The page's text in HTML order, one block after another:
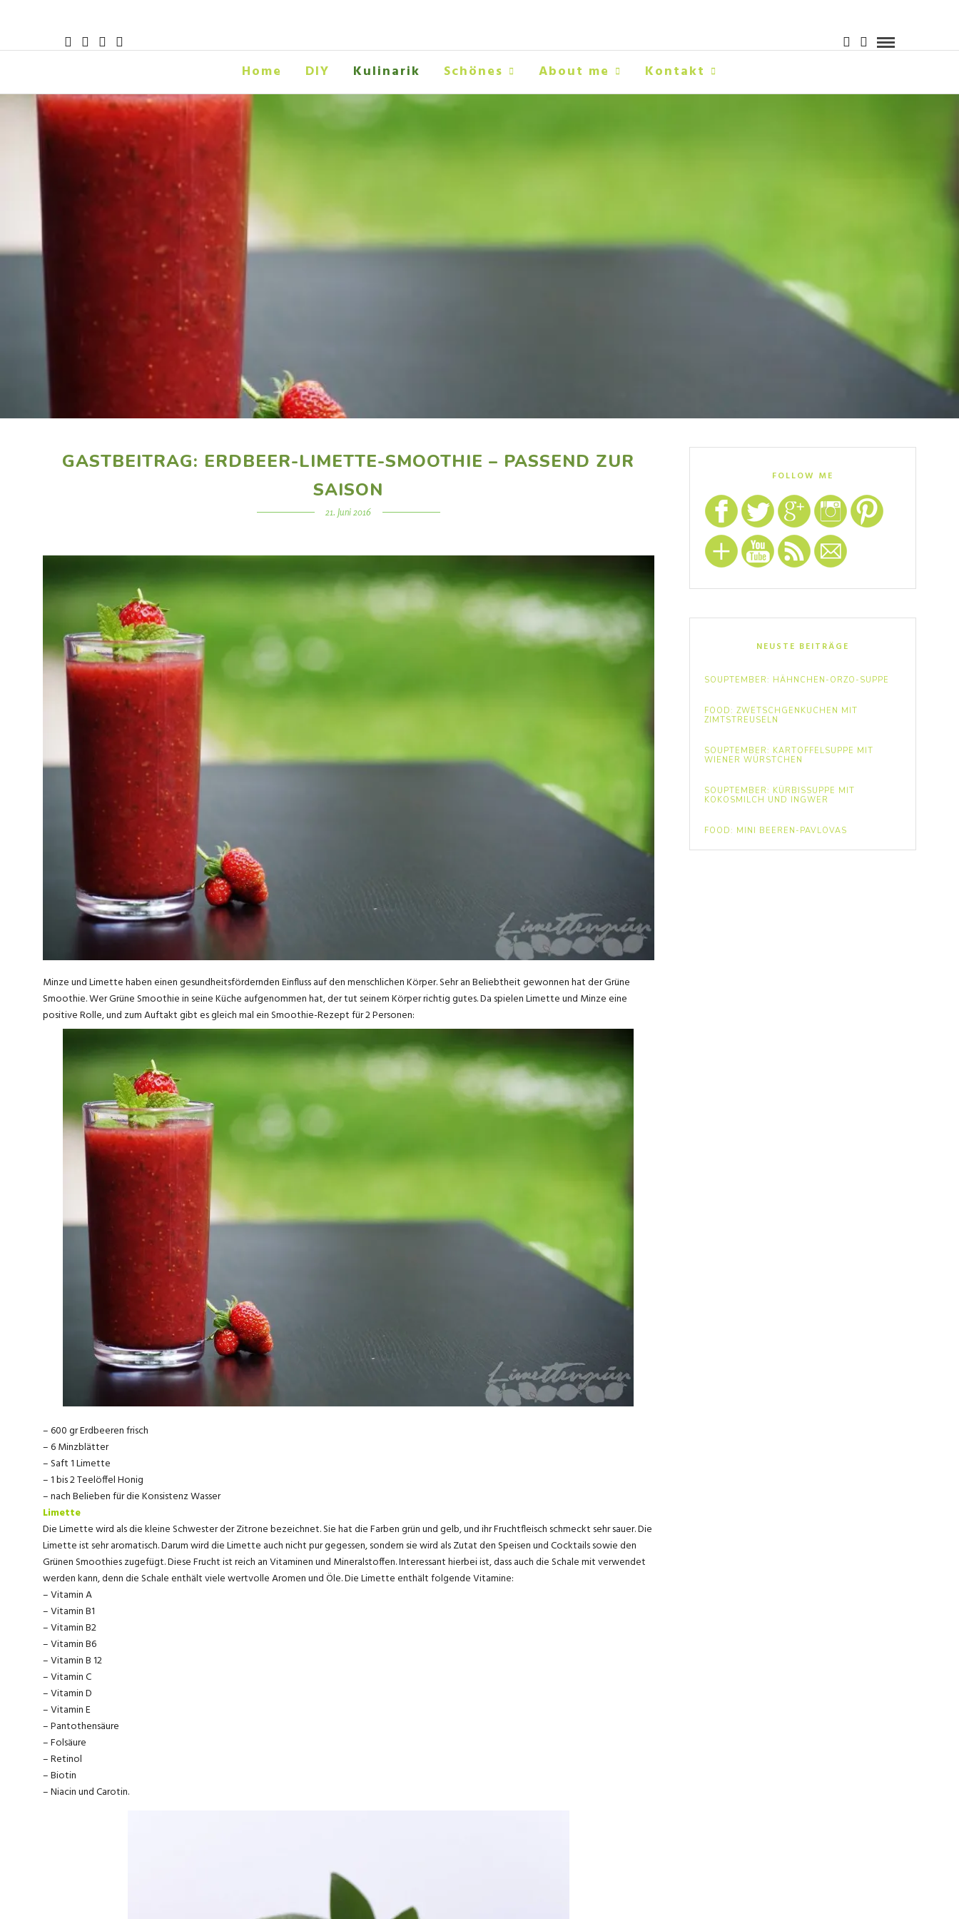
Home DIY Kulinarik Schönes About me Kontakt
GASTBEITRAG: ERDBEER-LIMETTE-SMOOTHIE – PASSEND ZUR
SAISON
21. Juni 2016
Minze und Limette haben einen gesundheitsfördernden Einfluss auf den menschlichen Körper. Sehr an Beliebtheit gewonnen hat der Grüne
Smoothie. Wer Grüne Smoothie in seine Küche aufgenommen hat, der tut seinem Körper richtig gutes. Da spielen Limette und Minze eine
positive Rolle, und zum Auftakt gibt es gleich mal ein Smoothie-Rezept für 2 Personen:
– 600 gr Erdbeeren frisch
– 6 Minzblätter
– Saft 1 Limette
– 1 bis 2 Teelöffel Honig
– nach Belieben für die Konsistenz Wasser
Limette
Die Limette wird als die kleine Schwester der Zitrone bezeichnet. Sie hat die Farben grün und gelb, und ihr Fruchtfleisch schmeckt sehr sauer. Die
Limette ist sehr aromatisch. Darum wird die Limette auch nicht pur gegessen, sondern sie wird als Zutat den Speisen und Cocktails sowie den
Grünen Smoothies zugefügt. Diese Frucht ist reich an Vitaminen und Mineralstoffen. Interessant hierbei ist, dass auch die Schale mit verwendet
werden kann, denn die Schale enthält viele wertvolle Aromen und Öle. Die Limette enthält folgende Vitamine:
– Vitamin A
– Vitamin B1
– Vitamin B2
– Vitamin B6
– Vitamin B 12
– Vitamin C
– Vitamin D
– Vitamin E
– Pantothensäure
– Folsäure
– Retinol
– Biotin
– Niacin und Carotin.
FOLLOW ME
NEUSTE BEITRÄGE
SOUPTEMBER: HÄHNCHEN-ORZO-SUPPE
FOOD: ZWETSCHGENKUCHEN MIT
ZIMTSTREUSELN
SOUPTEMBER: KARTOFFELSUPPE MIT
WIENER WÜRSTCHEN
SOUPTEMBER: KÜRBISSUPPE MIT
KOKOSMILCH UND INGWER
FOOD: MINI BEEREN-PAVLOVAS